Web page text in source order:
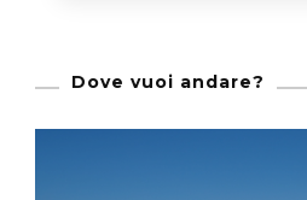
Dove vuoi andare?